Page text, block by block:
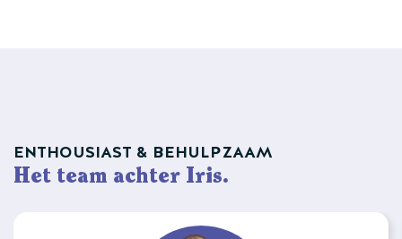
Het team achter Iris.
ENTHOUSIAST & BEHULPZAAM